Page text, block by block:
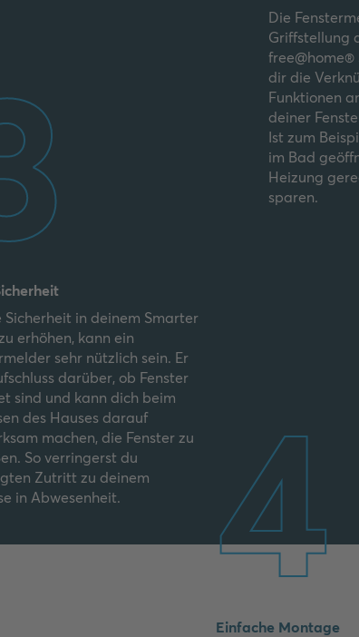
Die
Griffstellung
free@home®
dir die
Funktionen
deiner
Ist zum
im Bad
Heizung
sparen.
Sicherheit in deinem Smarter
erhöhen, kann ein
sehr nützlich sein. Er
darüber, ob Fenster
sind und kann dich beim
des Hauses darauf
machen, die Fenster zu
So verringerst du
Zutritt zu deinem
in Abwesenheit.
4
Einfache Montage